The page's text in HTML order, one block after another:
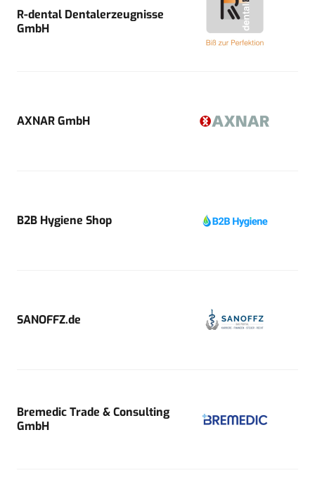
R-dental Dentalerzeugnisse
GmbH
AXNAR GmbH
B2B Hygiene Shop
SANOFFZ.de
Bremedic Trade & Consulting
GmbH